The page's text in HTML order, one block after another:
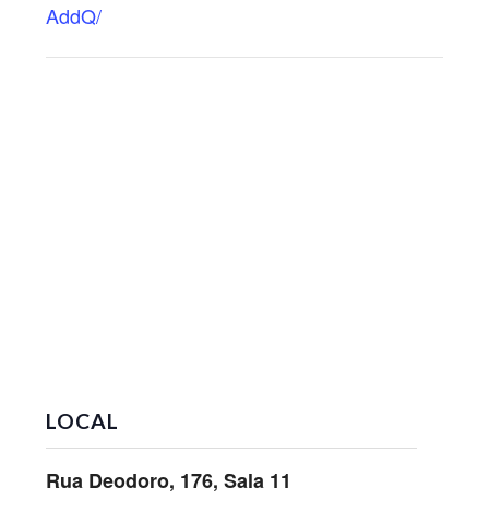
AddQ/
LOCAL
Rua Deodoro, 176, Sala 11